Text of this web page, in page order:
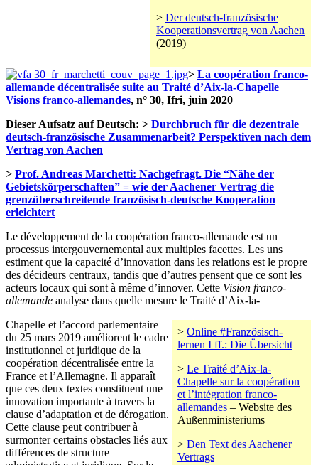
> Der deutsch-französische
Kooperationsvertrag von Aachen
(2019)
> La coopération franco-
allemande décentralisée suite au Traité d’Aix-la-Chapelle
Visions franco-allemandes, n° 30, Ifri, juin 2020
Dieser Aufsatz auf Deutsch: > Durchbruch für die dezentrale
deutsch-französische Zusammenarbeit? Perspektiven nach dem
Vertrag von Aachen
> Prof. Andreas Marchetti: Nachgefragt. Die “Nähe der
Gebietskörperschaften” = wie der Aachener Vertrag die
grenzüberschreitende französisch-deutsche Kooperation
erleichtert
Le développement de la coopération franco-allemande est un
processus intergouvernemental aux multiples facettes. Les uns
estiment que la capacité d’innovation dans les relations est le propre
des décideurs centraux, tandis que d’autres pensent que ce sont les
acteurs locaux qui sont à même d’innover. Cette Vision franco-
allemande analyse dans quelle mesure le Traité d’Aix-la-
> Online #Französisch-
lernen I ff.: Die Übersicht
> Le Traité d’Aix-la-
Chapelle sur la coopération
et l’intégration franco-
allemandes – Website des
Außenministeriums
> Den Text des Aachener
Vertrags
Chapelle et l’accord parlementaire
du 25 mars 2019 améliorent le cadre
institutionnel et juridique de la
coopération décentralisée entre la
France et l’Allemagne. Il apparaît
que ces deux textes constituent une
innovation importante à travers la
clause d’adaptation et de dérogation.
Cette clause peut contribuer à
surmonter certains obstacles liés aux
différences de structure